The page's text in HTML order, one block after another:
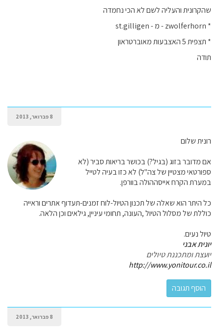
שהקרונית והעליה לשם לא הכי נחמדה
* zwolferhorn - מ - st.gilligen
* תצפית 5 האצבעות מאוברטראון
תודה
8 פברואר, 2013
רונית שלום
אם מדובר בזוג (בגיל?) בכושר בריאות סביר (לא
ספורטאי מצטיין של צה"ל) לא כזו בעיה לטייל
במערת הקרח אייסההולה בוורפן.
כל היתר הוא שאלה של תכנון הטיול-לוח זמנים-תעדוף אתרים וראייה
כוללת של מסלול הטיול ,העונה, תחומי עיניין, גילאים וכן הלאה.
טיול נעים.
יונית אבני
יועצת ומתכננת טיולים
http://www.yonitour.co.il
8 פברואר, 2013